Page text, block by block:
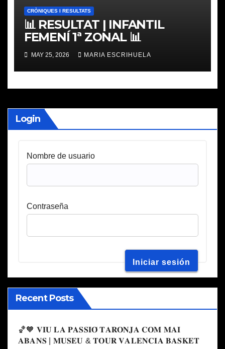
CRÒNIQUES I RESULTATS
📊 RESULTAT | INFANTIL
FEMENÍ 1ª ZONAL 📊
MAY 25, 2026 MARIA ESCRIHUELA
Login
Nombre de usuario
Contraseña
Recent Posts
🏀🧡 𝐕𝐈𝐔 𝐋𝐀 𝐏𝐀𝐒𝐒𝐈𝐎́ 𝐓𝐀𝐑𝐎𝐍𝐉𝐀 𝐂𝐎𝐌 𝐌𝐀𝐈
𝐀𝐁𝐀𝐍𝐒 | 𝐌𝐔𝐒𝐄𝐔 & 𝐓𝐎𝐔𝐑 𝐕𝐀𝐋𝐄𝐍𝐂𝐈𝐀 𝐁𝐀𝐒𝐊𝐄𝐓